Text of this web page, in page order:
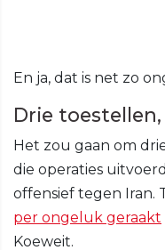
En ja, dat is net zo
Drie
Het zou gaan om
die operaties
offensief tegen Iran.
per ongeluk geraakt
Koeweit.